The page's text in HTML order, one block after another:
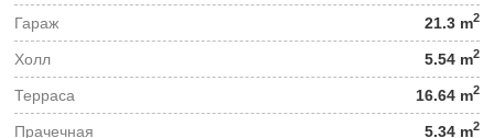
Гараж 21.3 m2
Холл 5.54 m2
Терраса 16.64 m2
Прачечная 5.34 m2